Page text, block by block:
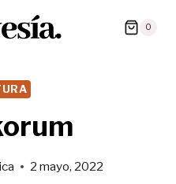
0
2 mayo, 2022